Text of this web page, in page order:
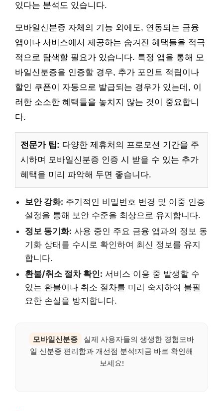
있다는 분석도 있습니다.
모바일신분증 자체의 기능 외에도, 연동되는 금융
앱이나 서비스에서 제공하는 숨겨진 혜택들을 적극
적으로 탐색할 필요가 있습니다. 특정 앱을 통해 모
바일신분증을 인증할 경우, 추가 포인트 적립이나
할인 쿠폰이 자동으로 발급되는 경우가 있는데, 이
러한 소소한 혜택들을 놓치지 않는 것이 중요합니
다.
전문가 팁: 다양한 제휴처의 프로모션 기간을 주
시하며 모바일신분증 인증 시 받을 수 있는 추가
혜택을 미리 파악해 두면 좋습니다.
보안 강화: 주기적인 비밀번호 변경 및 이중 인증
설정을 통해 보안 수준을 최상으로 유지합니다.
정보 동기화: 사용 중인 주요 금융 앱과의 정보 동
기화 상태를 수시로 확인하여 최신 정보를 유지
합니다.
환불/취소 절차 확인: 서비스 이용 중 발생할 수
있는 환불이나 취소 절차를 미리 숙지하여 불필
요한 손실을 방지합니다.
모바일신분증
실제 사용자들의 생생한 경험모바
일 신분증 편리함과 개선점 분석!지금 바로 확인해
보세요!